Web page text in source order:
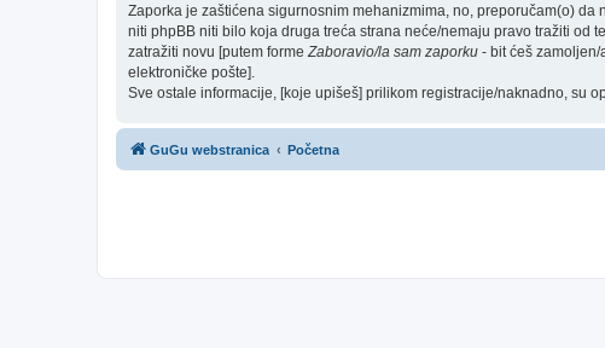
Zaporka je zaštićena sigurnosnim mehanizmima, no, preporučam(o) da
niti phpBB niti bilo koja druga treća strana neće/nemaju pravo tražiti od
zatražiti novu [putem forme Zaboravio/la sam zaporku - bit ćeš
elektroničke pošte].
Sve ostale informacije, [koje upišeš] prilikom registracije/naknadno, su
GuGu webstranica Početna